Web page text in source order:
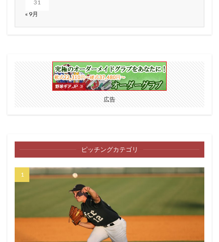
31
« 9月
広告
ピッチングカテゴリ